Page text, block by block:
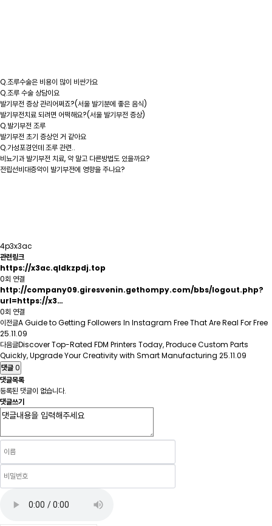
Q.조루수술은 비용이 많이 비싼가요
Q.조루 수술 상담이요
발기부전 증상 관리어쩌죠?(서울 발기분에 좋은 음식)
발기부전치료 되려면 어떡해요?(서울 발기부전 증상)
Q.발기부전 조루
발기부전 초기 증상인 거 같아요
Q.가성포경인데 조루 관련..
비뇨기과 발기부전 치료, 약 말고 다른방법도 있을까요?
전립선비대증약이 발기부전에 영향을 주나요?
4p3x3ac
관련링크
https://x3ac.qldkzpdj.top
0회 연결
http://company09.giresvenin.gethompy.com/bbs/logout.php?
url=https://x3…
0회 연결
이전글A Guide to Getting Followers In Instagram Free That Are Real For Free
25.11.09
다음글Discover Top-Rated FDM Printers Today, Produce Custom Parts
Quickly, Upgrade Your Creativity with Smart Manufacturing 25.11.09
댓글0
댓글목록
등록된 댓글이 없습니다.
댓글쓰기